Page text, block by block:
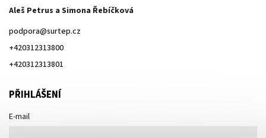
Aleš Petrus a Simona Řebíčková
podpora@surtep.cz
+420312313800
+420312313801
PŘIHLÁŠENÍ
E-mail